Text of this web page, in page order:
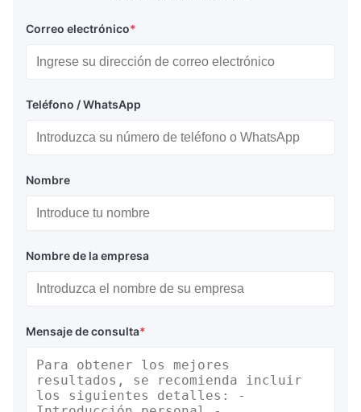
Correo electrónico*
Teléfono / WhatsApp
Nombre
Nombre de la empresa
Mensaje de consulta*